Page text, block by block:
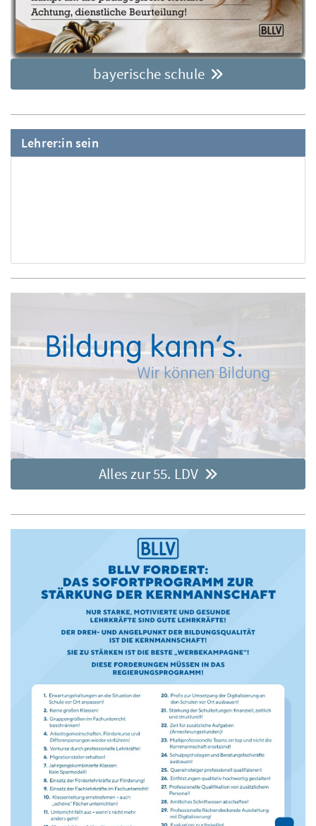
bayerische schule
Lehrer:in sein
Alles zur 55. LDV